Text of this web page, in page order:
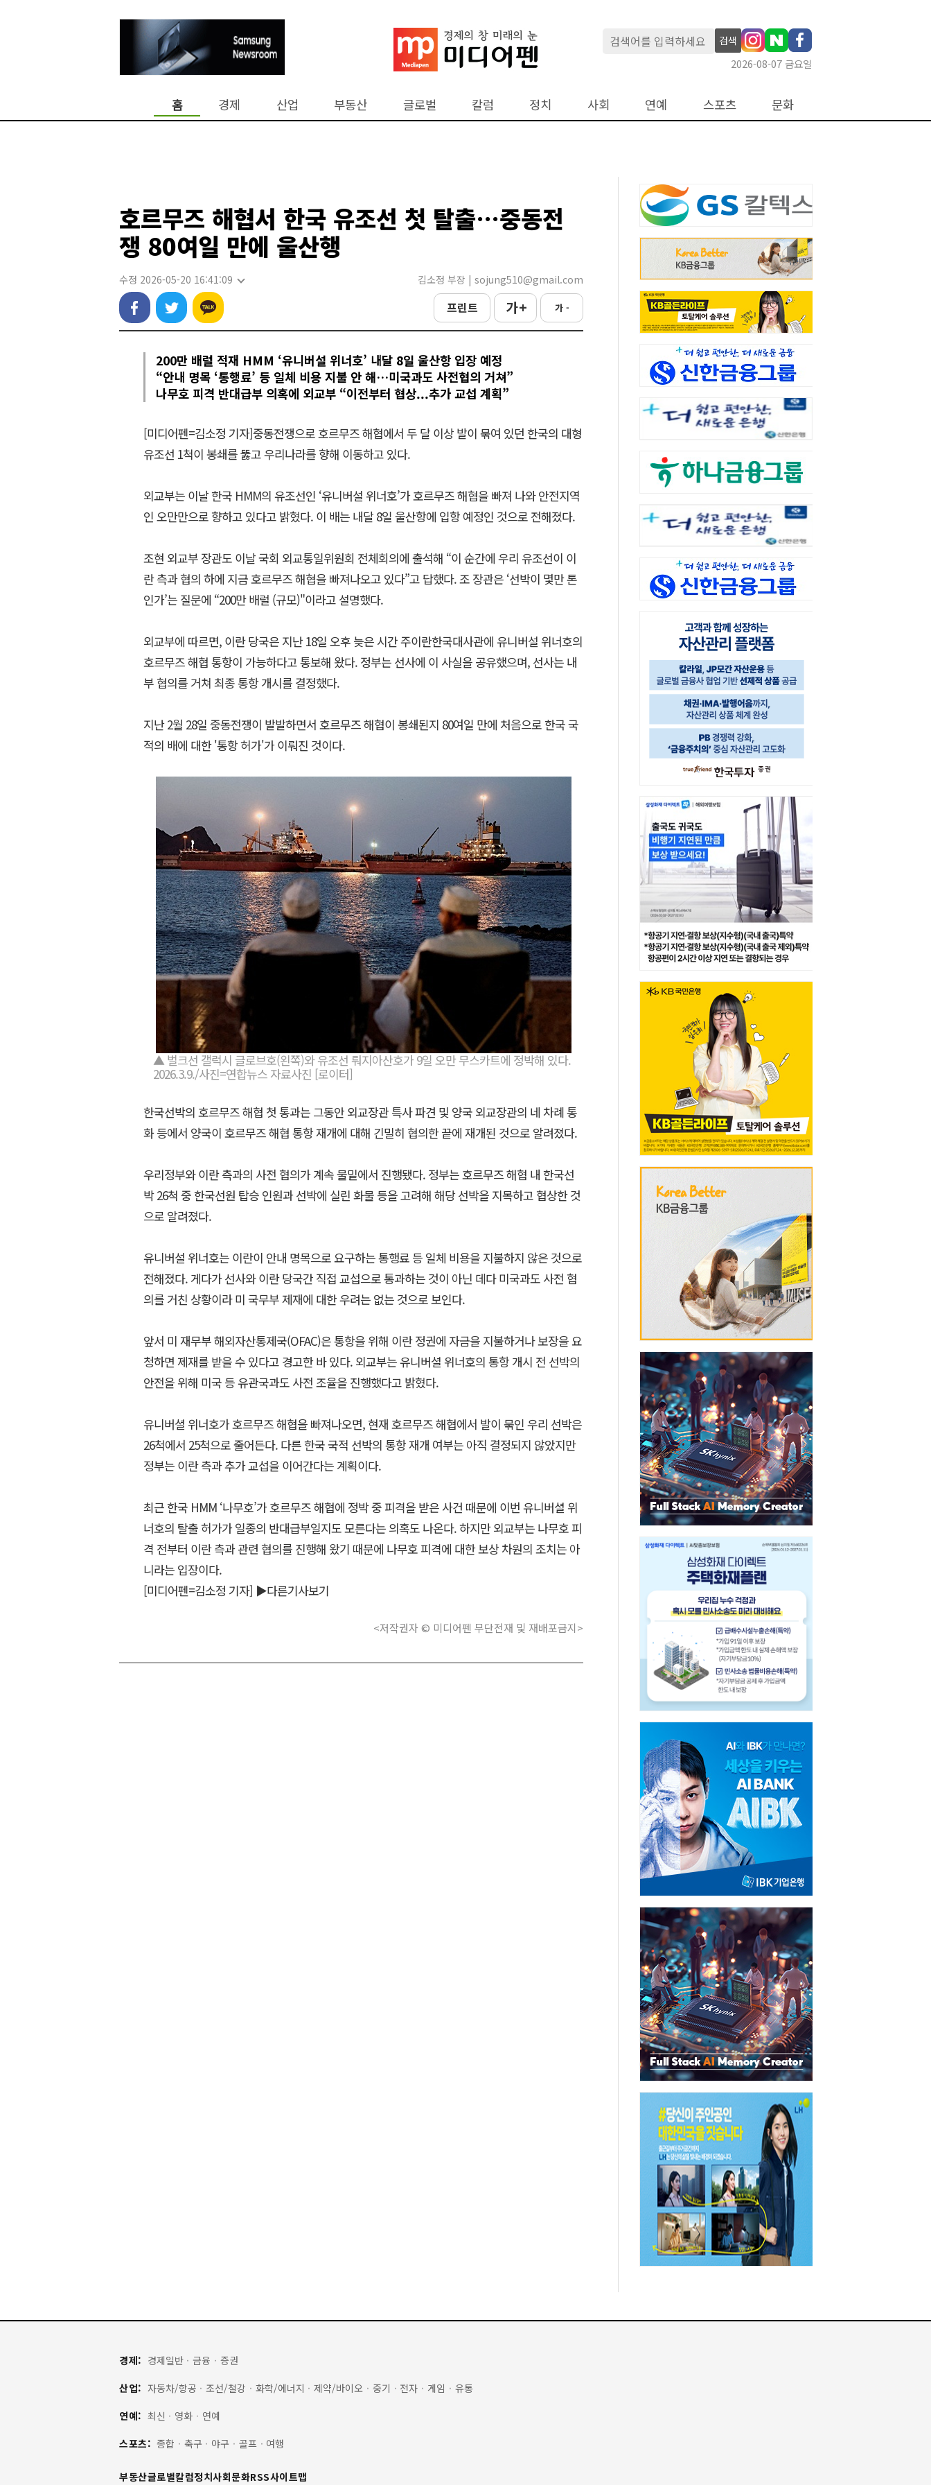
검색
2026-08-07 금요일
홈 경제 산업 부동산 글로벌 칼럼 정치 사회 연예 스포츠 문화
호르무즈 해협서 한국 유조선 첫 탈출…중동전
쟁 80여일 만에 울산행
수정 2026-05-20 16:41:09 김소정 부장 | sojung510@gmail.com
프린트 가 + 가 -
200만 배럴 적재 HMM ‘유니버설 위너호’ 내달 8일 울산항 입장 예정
“안내 명목 ‘통행료’ 등 일체 비용 지불 안 해…미국과도 사전협의 거쳐”
나무호 피격 반대급부 의혹에 외교부 “이전부터 협상...추가 교섭 계획”
[미디어펜=김소정 기자]중동전쟁으로 호르무즈 해협에서 두 달 이상 발이 묶여 있던 한국의 대형
유조선 1척이 봉쇄를 뚫고 우리나라를 향해 이동하고 있다.
외교부는 이날 한국 HMM의 유조선인 ‘유니버설 위너호’가 호르무즈 해협을 빠져 나와 안전지역
인 오만만으로 향하고 있다고 밝혔다. 이 배는 내달 8일 울산항에 입항 예정인 것으로 전해졌다.
조현 외교부 장관도 이날 국회 외교통일위원회 전체회의에 출석해 “이 순간에 우리 유조선이 이
란 측과 협의 하에 지금 호르무즈 해협을 빠져나오고 있다”고 답했다. 조 장관은 ‘선박이 몇만 톤
인가’는 질문에 “200만 배럴 (규모)"이라고 설명했다.
외교부에 따르면, 이란 당국은 지난 18일 오후 늦은 시간 주이란한국대사관에 유니버설 위너호의
호르무즈 해협 통항이 가능하다고 통보해 왔다. 정부는 선사에 이 사실을 공유했으며, 선사는 내
부 협의를 거쳐 최종 통항 개시를 결정했다.
지난 2월 28일 중동전쟁이 발발하면서 호르무즈 해협이 봉쇄된지 80여일 만에 처음으로 한국 국
적의 배에 대한 '통항 허가'가 이뤄진 것이다.
▲ 벌크선 갤럭시 글로브호(왼쪽)와 유조선 뤄지아산호가 9일 오만 무스카트에 정박해 있다.
2026.3.9./사진=연합뉴스 자료사진 [로이터]
한국선박의 호르무즈 해협 첫 통과는 그동안 외교장관 특사 파견 및 양국 외교장관의 네 차례 통
화 등에서 양국이 호르무즈 해협 통항 재개에 대해 긴밀히 협의한 끝에 재개된 것으로 알려졌다.
우리정부와 이란 측과의 사전 협의가 계속 물밑에서 진행됐다. 정부는 호르무즈 해협 내 한국선
박 26척 중 한국선원 탑승 인원과 선박에 실린 화물 등을 고려해 해당 선박을 지목하고 협상한 것
으로 알려졌다.
유니버설 위너호는 이란이 안내 명목으로 요구하는 통행료 등 일체 비용을 지불하지 않은 것으로
전해졌다. 게다가 선사와 이란 당국간 직접 교섭으로 통과하는 것이 아닌 데다 미국과도 사전 협
의를 거친 상황이라 미 국무부 제재에 대한 우려는 없는 것으로 보인다.
앞서 미 재무부 해외자산통제국(OFAC)은 통항을 위해 이란 정권에 자금을 지불하거나 보장을 요
청하면 제재를 받을 수 있다고 경고한 바 있다. 외교부는 유니버셜 위너호의 통항 개시 전 선박의
안전을 위해 미국 등 유관국과도 사전 조율을 진행했다고 밝혔다.
유니버셜 위너호가 호르무즈 해협을 빠져나오면, 현재 호르무즈 해협에서 발이 묶인 우리 선박은
26척에서 25척으로 줄어든다. 다른 한국 국적 선박의 통항 재개 여부는 아직 결정되지 않았지만
정부는 이란 측과 추가 교섭을 이어간다는 계획이다.
최근 한국 HMM ‘나무호’가 호르무즈 해협에 정박 중 피격을 받은 사건 때문에 이번 유니버셜 위
너호의 탈출 허가가 일종의 반대급부일지도 모른다는 의혹도 나온다. 하지만 외교부는 나무호 피
격 전부터 이란 측과 관련 협의를 진행해 왔기 때문에 나무호 피격에 대한 보상 차원의 조치는 아
니라는 입장이다.
[미디어펜=김소정 기자] ▶다른기사보기
<저작권자 © 미디어펜 무단전재 및 재배포금지>
경제: 경제일반 · 금융 · 증권
산업: 자동차/항공 · 조선/철강 · 화학/에너지 · 제약/바이오 · 중기 · 전자 · 게임 · 유통
연예: 최신 · 영화 · 연예
스포츠: 종합 · 축구 · 야구 · 골프 · 여행
부동산글로벌칼럼정치사회문화RSS사이트맵